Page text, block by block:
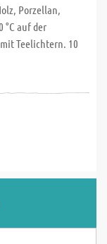
Porzellan,
°C auf der
Teelichtern. 10